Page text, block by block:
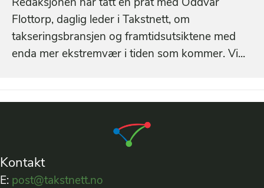
Redaksjonen har tatt en prat med Oddvar
Flottorp, daglig leder i Takstnett, om
takseringsbransjen og framtidsutsiktene med
enda mer ekstremvær i tiden som kommer. Vi...
Kontakt
E: post@takstnett.no